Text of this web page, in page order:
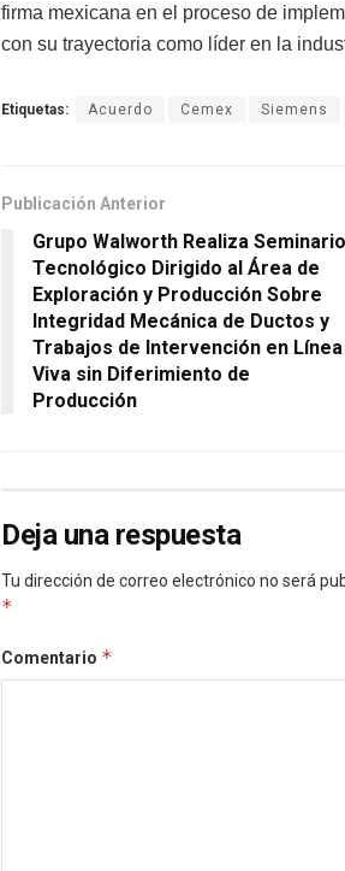
firma mexicana en el proceso de
con su trayectoria como líder en la
Etiquetas: Acuerdo Cemex Siemens
Publicación Anterior
Grupo Walworth Realiza Seminario
Tecnológico Dirigido al Área de
Exploración y Producción Sobre
Integridad Mecánica de Ductos y
Trabajos de Intervención en Línea
Viva sin Diferimiento de
Producción
Deja una respuesta
Tu dirección de correo electrónico no será
*
Comentario *